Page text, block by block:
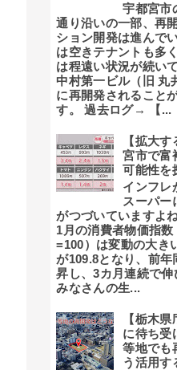
宇都宮市
通り沿いの一部、再
ション開発は進んで
は空きテナントも多
は程遠い状況が続い
中村第一ビル（旧 丸
に再開発されること
す。 過去ログ→ 【...
【拡大
宮市で富
可能性を
インフレ
スーパー
がつづいていますよ
1月の消費者物価指
=100）は変動の大き
が109.8となり、前年
昇し、3カ月連続で伸
みなさんの生...
【栃木
に待ち受
等地でも
う活用す